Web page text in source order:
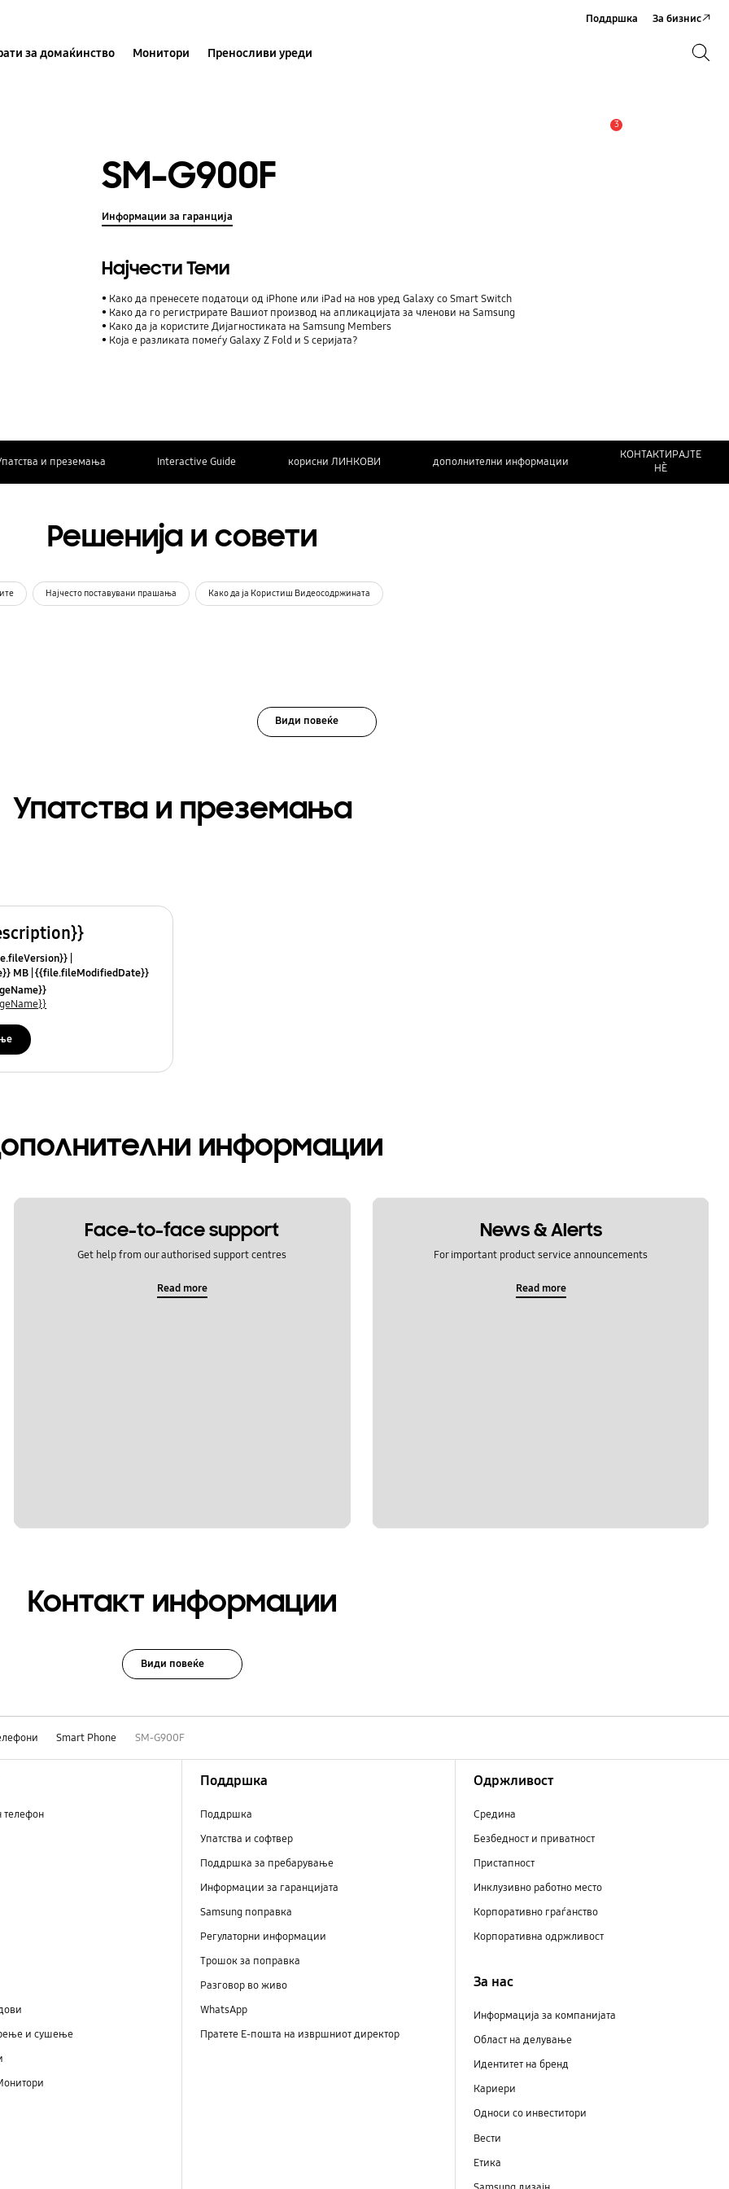
за домаќинство Монитори Преносливи уреди
Поддршка За бизнис
3
SM-G900F
Информации за гаранција
Најчести Теми
Како да пренесете податоци од iPhone или iPad на нов уред Galaxy со Smart Switch
Како да го регистрирате Вашиот производ на апликацијата за членови на Samsung
Како да ја користите Дијагностиката на Samsung Members
Која е разликата помеѓу Galaxy Z Fold и S серијата?
и преземања Interactive Guide корисни ЛИНКОВИ дополнителни информации
КОНТАКТИРАЈТЕ
НЀ
Решенија и совети
Најчесто поставувани прашања Како да ја Користиш Видеосодржината
Види повеќе
Упатства и преземања
MB {{file.fileModifiedDate}}
информации
Face-to-face support
Get help from our authorised support centres
Read more
News & Alerts
For important product service announcements
Read more
Контакт информации
Види повеќе
Smart Phone SM-G900F
телефон
и сушење
Поддршка
Поддршка
Упатства и софтвер
Поддршка за пребарување
Информации за гаранцијата
Samsung поправка
Регулаторни информации
Трошок за поправка
Разговор во живо
WhatsApp
Пратете Е-пошта на извршниот директор
Одржливост
Средина
Безбедност и приватност
Пристапност
Инклузивно работно место
Корпоративно граѓанство
Корпоративна одржливост
За нас
Информација за компанијата
Област на делување
Идентитет на бренд
Кариери
Односи со инвеститори
Вести
Етика